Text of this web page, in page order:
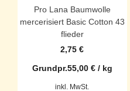
Pro Lana Baumwolle
mercerisiert Basic Cotton 43
flieder
2,75€
Grundpr.55,00 €/ kg
inkl. MwSt.